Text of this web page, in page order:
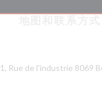
地图和联系方式
1, Rue de l'industrie 8069